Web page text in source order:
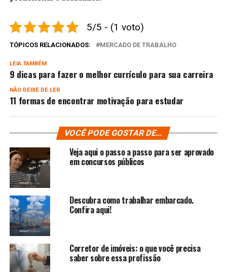
5/5 - (1 voto)
TÓPICOS RELACIONADOS: MERCADO DE TRABALHO
LEIA TAMBÉM
9 dicas para fazer o melhor currículo para sua carreira
NÃO DEIXE DE LER
11 formas de encontrar motivação para estudar
VOCÊ PODE GOSTAR DE...
Veja aqui o passo a passo para ser aprovado
em concursos públicos
Descubra como trabalhar embarcado.
Confira aqui!
Corretor de imóveis: o que você precisa
saber sobre essa profissão